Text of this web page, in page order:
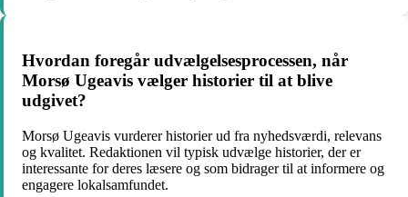
Hvordan foregår udvælgelsesprocessen, når
Morsø Ugeavis vælger historier til at blive
udgivet?
Morsø Ugeavis vurderer historier ud fra nyhedsværdi, relevans
og kvalitet. Redaktionen vil typisk udvælge historier, der er
interessante for deres læsere og som bidrager til at informere og
engagere lokalsamfundet.